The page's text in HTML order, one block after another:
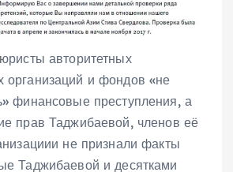
авторитетных
организаций и фондов «не
финансовые преступления, а
прав Таджибаевой, членов её
не признали факты
Таджибаевой и десятками